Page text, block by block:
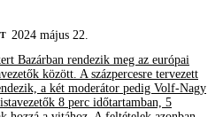
2024 május 22.
Bazárban rendezik meg az európai
között. A százpercesre tervezett
a két moderátor pedig Volf-Nagy
8 perc időtartamban, 5